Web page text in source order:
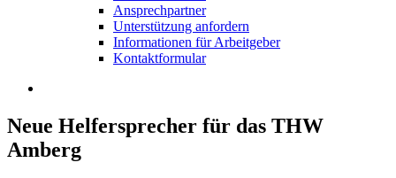
Ansprechpartner
Unterstützung anfordern
Informationen für Arbeitgeber
Kontaktformular
Neue Helfersprecher für das THW
Amberg